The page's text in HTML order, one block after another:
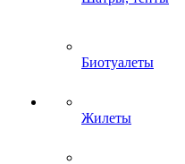
Биотуалеты
Жилеты